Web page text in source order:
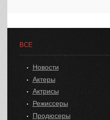
ВСЕ
Новости
Актеры
Актрисы
Режиссеры
Продюсеры